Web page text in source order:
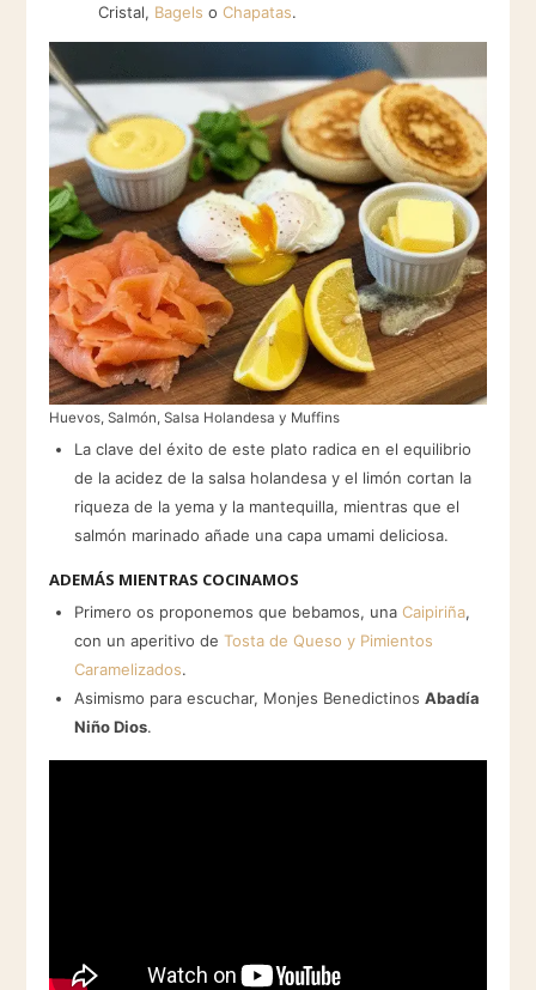
Cristal, Bagels oChapatas.
Huevos, Salmón, Salsa Holandesa y Muffins
La clave del éxito de este plato radica en el equilibrio
de la acidez de la salsa holandesa y el limón cortan la
riqueza de la yema y la mantequilla, mientras que el
salmón marinado añade una capa umami deliciosa.
ADEMÁS MIENTRAS COCINAMOS
Primero os proponemos que bebamos, una Caipiriña,
con un aperitivo de Tosta de Queso y Pimientos
Caramelizados.
Asimismo para escuchar, Monjes Benedictinos Abadía
Niño Dios.